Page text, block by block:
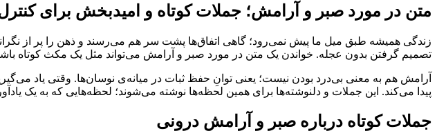
متن در مورد صبر و آرامش؛ جملات کوتاه و امیدبخش برای
زندگی همیشه طبق میل ما پیش نمی‌رود؛ گاهی اتفاق‌ها پشت سر هم می‌رسند و ذهن را پر از
تصمیم گرفتن بدون عجله. خواندن یک متن در مورد صبر و آرامش می‌تواند مثل یک مکث کوتاه
آرامش هم به معنی بی‌درد بودن نیست؛ یعنی توانِ حفظ ثبات در میانه‌ی نوسان‌ها. وقتی یاد
پیدا می‌کند. این جملات و دلنوشته‌ها برای همین لحظه‌ها نوشته می‌شوند؛ لحظه‌هایی که به یک
جملات کوتاه درباره صبر و آرامش درونی